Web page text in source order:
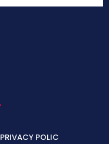
PRIVACY POLIC